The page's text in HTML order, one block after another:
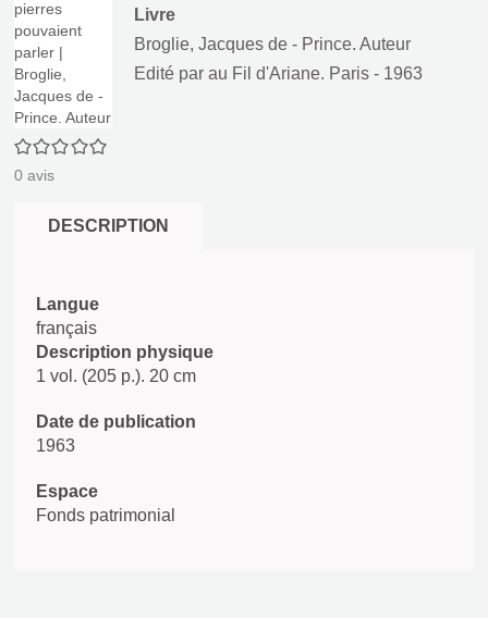
0/5
0 avis
Livre
Broglie, Jacques de - Prince. Auteur
Edité par au Fil d'Ariane. Paris - 1963
DESCRIPTION
Langue
français
Description physique
1 vol. (205 p.). 20 cm
Date de publication
1963
Espace
Fonds patrimonial